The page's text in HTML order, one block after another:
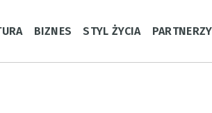
BIZNES STYL ŻYCIA PARTNERZY